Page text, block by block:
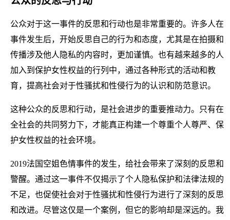
公众对于这一事件的反思和行动也是非常重要的。许多人在
事件发生后，开始反思自己的行为和态度，尤其是在拍摄和
传播涉及他人隐私的内容时，更加谨慎。也有越来越多的人
加入到保护女性权益的行列中，通过各种形式的活动和教
育，提高社会对于性骚扰和性侵行为的认识和防范意识。
这种公众的反思和行动，是社会进步的重要推动力。只有在
全社会的共同努力下，才能真正构建一个尊重个人尊严、保
护女性权益的社会环境。
2019法国空姐色情事件的发生，给社会带来了深刻的反思和
警醒。通过这一事件不仅揭示了个人隐私保护和法律法规的
不足，也促使社会对于性骚扰和性侵行为进行了深刻的反思
和改进。尽管这仅是一个案例，但它的影响却是深远的。我